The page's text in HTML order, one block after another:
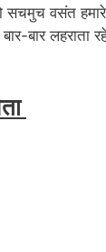
वसंत हमारे
बार लहराता